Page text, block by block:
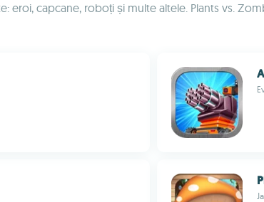
eroi, capcane, roboți și multe altele. Plants vs.